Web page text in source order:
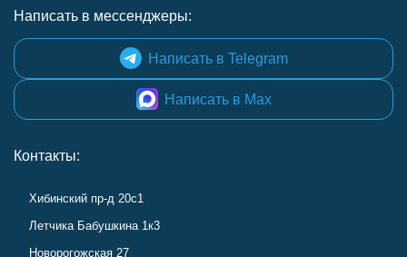
Написать в мессенджеры:
Написать в Telegram
Написать в Max
Контакты:
Хибинский пр-д 20с1
Летчика Бабушкина 1к3
Новорогожская 27